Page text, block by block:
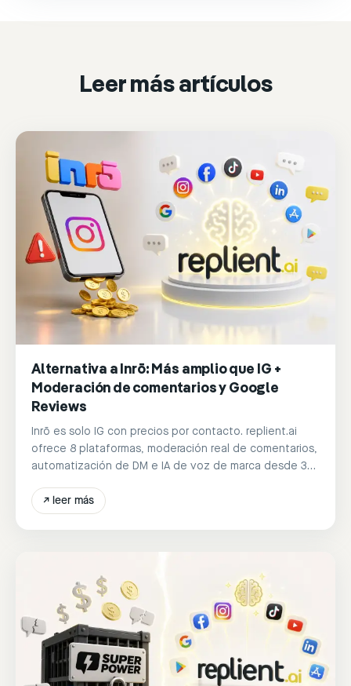
Leer más artículos
Alternativa a Inrō: Más amplio que IG +
Moderación de comentarios y Google
Reviews
Inrō es solo IG con precios por contacto. replient.ai
ofrece 8 plataformas, moderación real de comentarios,
automatización de DM e IA de voz de marca desde 39
↗ leer más